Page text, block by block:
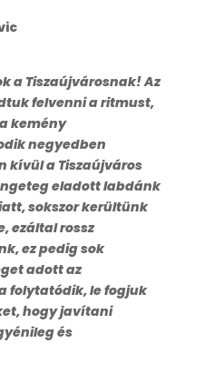
a Tiszaújvárosnak! Az
felvenni a ritmust,
kemény
negyedben
kívül a Tiszaújváros
eladott labdánk
sokszor kerültünk
ezáltal rossz
ez pedig sok
adott az
folytatódik, le fogjuk
hogy javítani
és